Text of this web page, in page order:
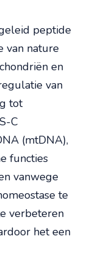
peptide
van nature
en
van
tot
C
(mtDNA),
functies
vanwege
te
verbeteren
het een